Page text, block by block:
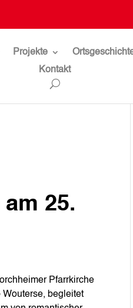
Projekte
Kontakt
25.
Pfarrkirche
begleitet